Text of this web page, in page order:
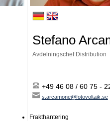
Stefano
Avdelningschef Distribution
+49 46 08 / 60 75 -
s.arcamone@fotovoltaik.se
Frakthantering